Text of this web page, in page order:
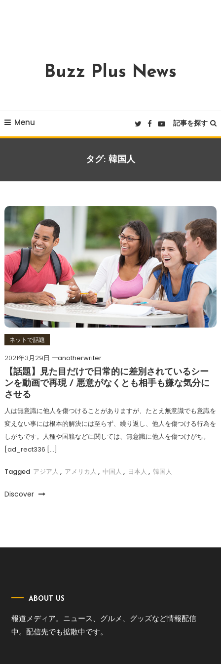
Buzz Plus News
Menu 記事を探す
タグ: 韓国人
ネットで話題
2021年3月29日
anotherwriter
【話題】見た目だけで日常的に差別されているシー
ンを動画で再現 / 悪意がなくとも相手も嫌な気分に
させる
人は無意識に他人を傷つけることがありますが、たとえ無意識でも意識を
変えない事には根本的解決には至らず、繰り返し、他人を傷つける行為を
しがちです。人種や国籍などに関しては、無意識に他人を傷つけがち。
[ad_rect336 […]
Tagged アジア人 , アメリカ人 , 中国人 , 日本人 , 韓国人
Discover
ABOUT US
報道メディア。ニュース、グルメ、グッズなど情報配信
中。配信先でも拡散中です。